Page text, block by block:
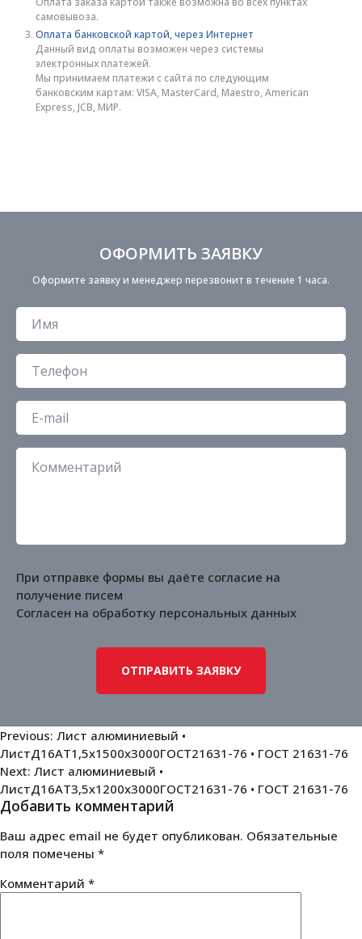
самовывоза.
Оплата банковской картой, через Интернет
Данный вид оплаты возможен через системы
электронных платежей.
Мы принимаем платежи с сайта по следующим
банковским картам: VISA, MasterCard, Maestro, American
Express, JCB, МИР.
ОФОРМИТЬ ЗАЯВКУ
Оформите заявку и менеджер перезвонит в течение 1 часа.
При отправке формы вы даёте согласие на
получение писем
Согласен на обработку персональных данных
Навигация
по
записям
Previous: Лист алюминиевый •
ЛистД16АТ1,5х1500х3000ГОСТ21631-76 • ГОСТ 21631-76
Next: Лист алюминиевый •
ЛистД16АТ3,5х1200х3000ГОСТ21631-76 • ГОСТ 21631-76
Добавить комментарий
Ваш адрес email не будет опубликован. Обязательные
поля помечены *
Комментарий *